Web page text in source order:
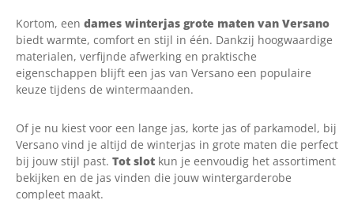
Kortom, een dames winterjas grote maten van Versano
biedt warmte, comfort en stijl in één. Dankzij hoogwaardige
materialen, verfijnde afwerking en praktische
eigenschappen blijft een jas van Versano een populaire
keuze tijdens de wintermaanden.
Of je nu kiest voor een lange jas, korte jas of parkamodel, bij
Versano vind je altijd de winterjas in grote maten die perfect
bij jouw stijl past. Tot slot kun je eenvoudig het assortiment
bekijken en de jas vinden die jouw wintergarderobe
compleet maakt.